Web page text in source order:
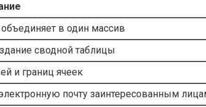
в один массив
сводной таблицы
и границ ячеек
почту заинтересованным